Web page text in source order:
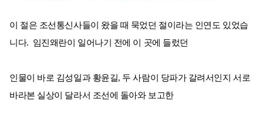
이 절은 조선통신사들이 왔을 때 묵었던 절이라는 인연도 있었습
니다. 임진왜란이 일어나기 전에 이 곳에 들렀던
인물이 바로 김성일과 황윤길, 두 사람이 당파가 갈려서인지 서로
바라본 실상이 달라서 조선에 돌아와 보고한